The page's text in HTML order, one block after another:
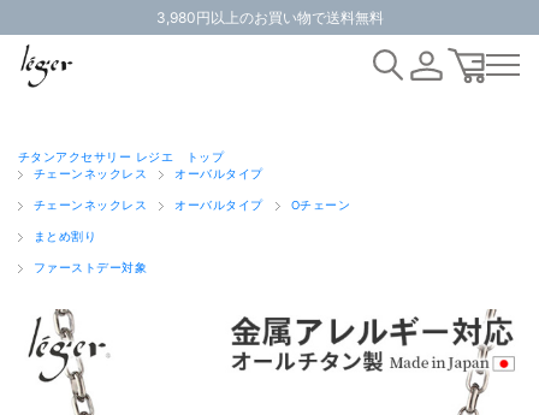
3,980円以上のお買い物で送料無料
チタンアクセサリー レジエ トップ
チェーンネックレス
オーバルタイプ
チェーンネックレス オーバルタイプ Oチェーン
まとめ割り
ファーストデー対象